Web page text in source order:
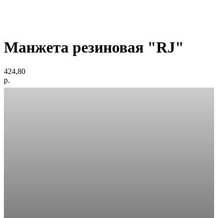
Манжета резиновая "RJ"
424,80
р.